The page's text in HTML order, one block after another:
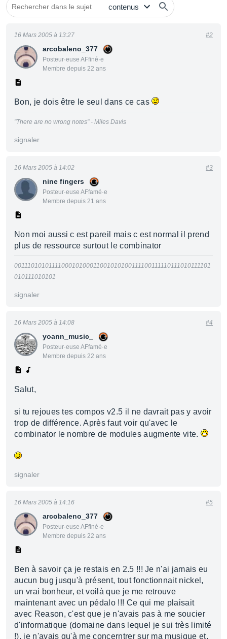
arcobaleno_377
Posteur·euse AFfiné·e
Membre depuis 22 ans
16 Mars 2005 à 13:27 #2
Bon, je dois être le seul dans ce cas
"There are no wrong notes" - Miles Davis
signaler
nine fingers
Posteur·euse AFfamé·e
Membre depuis 21 ans
16 Mars 2005 à 14:02 #3
Non moi aussi c est pareil mais c est normal il prend
plus de ressource surtout le combinator
0011101010111100010100011001010100111100111110111010111101
010111010101
signaler
yoann_music_
Posteur·euse AFfamé·e
Membre depuis 22 ans
16 Mars 2005 à 14:08 #4
Salut,
si tu rejoues tes compos v2.5 il ne davrait pas y avoir
trop de différence. Après faut voir qu'avec le
combinator le nombre de modules augmente vite.
signaler
arcobaleno_377
Posteur·euse AFfiné·e
Membre depuis 22 ans
16 Mars 2005 à 14:16 #5
Ben à savoir ça je restais en 2.5 !!! Je n'ai jamais eu
aucun bug jusqu'à présent, tout fonctionnait nickel,
un vrai bonheur, et voilà que je me retrouve
maintenant avec un pédalo !!! Ce qui me plaisait
avec Reason, c'est que je n'avais pas à me soucier
d'informatique (domaine dans lequel je sui très limité
!). je n'avais qu'à me concerntrer sur ma musique et,